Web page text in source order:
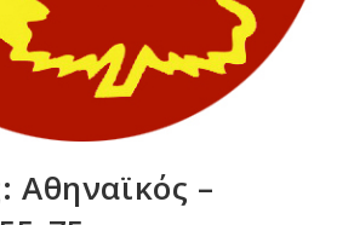
Αθηναϊκός –